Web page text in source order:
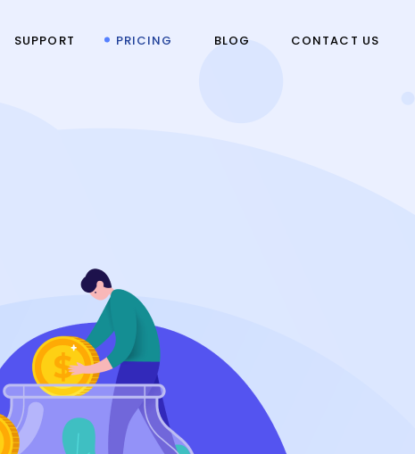
SUPPORT PRICING BLOG CONTACT US